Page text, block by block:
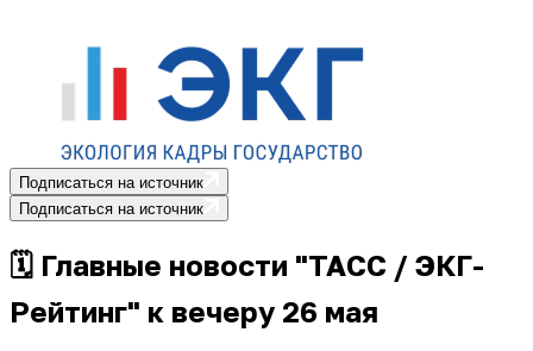
Подписаться на источник
Подписаться на источник
🗓 Главные новости "ТАСС / ЭКГ-
Рейтинг" к вечеру 26 мая